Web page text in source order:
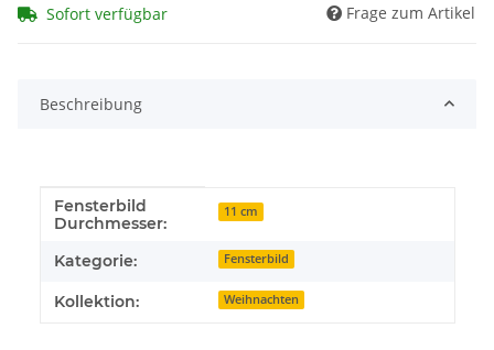
Sofort verfügbar Frage zum Artikel
Beschreibung
Produkteigenschaft
Wert
Fensterbild
Durchmesser:
11 cm
Kategorie: Fensterbild
Kollektion: Weihnachten